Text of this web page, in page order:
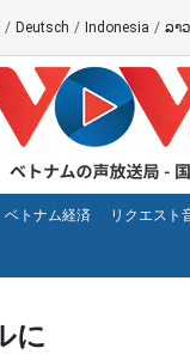
/ Deutsch / Indonesia / ລາວ
ベトナム経済 リクエスト
に